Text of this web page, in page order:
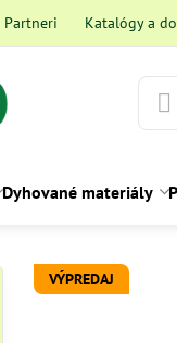
Partneri Katalógy a
Dyhované materiály
VÝPREDAJ